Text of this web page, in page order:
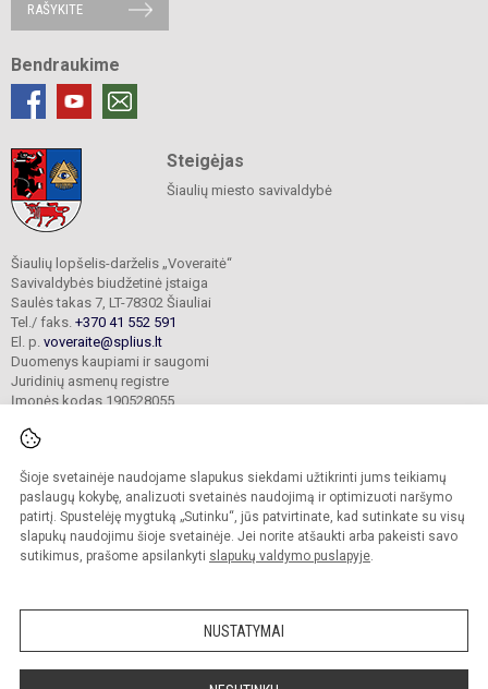
Šioje svetainėje naudojame slapukus siekdami užtikrinti jums teikiamų
paslaugų kokybę, analizuoti svetainės naudojimą ir optimizuoti naršymo
patirtį. Spustelėję mygtuką „Sutinku“, jūs patvirtinate, kad sutinkate su visų
slapukų naudojimu šioje svetainėje. Jei norite atšaukti arba pakeisti savo
sutikimus, prašome apsilankyti slapukų valdymo puslapyje.
NUSTATYMAI
RAŠYKITE
Bendraukime
Steigėjas
Šiaulių miesto savivaldybė
Šiaulių lopšelis-darželis „Voveraitė“
Savivaldybės biudžetinė įstaiga
Saulės takas 7, LT-78302 Šiauliai
Tel./ faks. +370 41 552 591
El. p. voveraite@splius.lt
Duomenys kaupiami ir saugomi
Juridinių asmenų registre
Įmonės kodas 190528055
© 2025. Šiaulių lopšelis-darželis „Voveraitė“. Visos teisės saugomos.
Kopijuoti turinį be raštiško įstaigos administracijos sutikimo griežtai draudžiama.
Prieinamumo paraiška Slapukų valdymas
Sumanus būdas atnaujinti